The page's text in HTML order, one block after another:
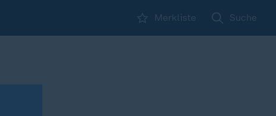
Merkliste Suche